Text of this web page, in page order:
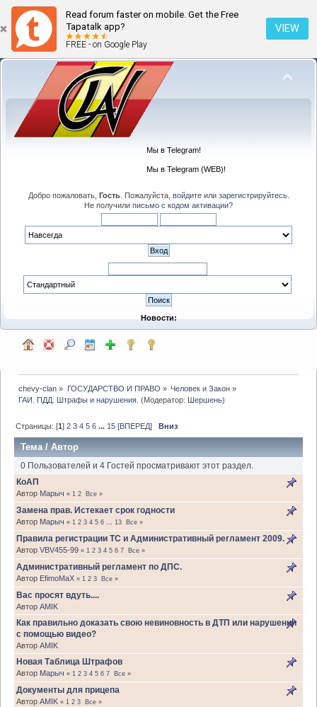
Read forum faster on mobile. Get the Free
Tapatalk app?
FREE - on Google Play
VIEW
Мы в Telegram!
Мы в Telegram (WEB)!
Добро пожаловать, Гость. Пожалуйста, войдитеили зарегистрируйтесь.
Не получили письмо с кодом активации?
Новости:
chevy-clan » ГОСУДАРСТВО И ПРАВО » Человек и Закон»
ГАИ. ПДД. Штрафы и нарушения. (Модератор: Шершень)
Страницы: [1]2 3 4 5 6 ... 15 [ВПЕРЕД] Вниз
Тема /Автор
0 Пользователей и 4 Гостей просматривают этот раздел.
КоАП
Автор Марыч « 1 2 Все »
Замена прав. Истекает срок годности
Автор Марыч « 1 2 3 4 5 6 13 Все »
Правила регистрации ТС и Административный регламент 2009.
Автор VBV455-99 « 1 2 3 4 5 6 7 Все »
Административный регламент по ДПС.
Автор EfimoMaX « 1 2 3 Все »
Вас просят вдуть....
Автор AMIK
Как правильно доказать свою невиновность в ДТП или нарушении
с помощью видео?
Автор AMIK
Новая Таблица Штрафов
Автор Марыч « 1 2 3 4 5 6 7 Все »
Документы для прицепа
Автор AMIK « 1 2 3 Все »